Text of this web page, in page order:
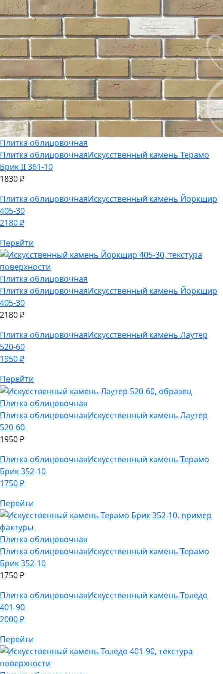
Плитка облицовочная
Плитка облицовочнаяИскусственный камень Терамо
Брик II 361-10
1830₽
Плитка облицовочная
405-30
2180₽
Плитка облицовочная
Плитка облицовочная
405-30
2180₽
Плитка облицовочная Искусственный камень Лаутер
520-60
1950₽
Плитка облицовочная
Плитка облицовочная
520-60
1950₽
Плитка облицовочная
Брик 352-10
1750₽
Плитка облицовочная
Плитка облицовочная
Брик 352-10
1750₽
Плитка облицовочная
401-90
2000₽
Плитка облицовочная
Плитка облицовочная
401-90
2000₽